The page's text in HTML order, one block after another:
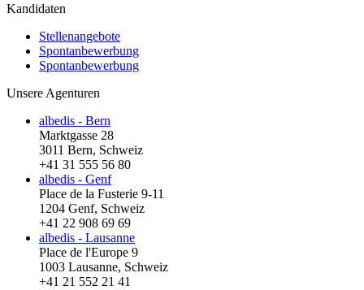
Kandidaten
Stellenangebote
Spontanbewerbung
Spontanbewerbung
Unsere Agenturen
albedis - Bern
Marktgasse 28
3011 Bern, Schweiz
+41 31 555 56 80
albedis - Genf
Place de la Fusterie 9-11
1204 Genf, Schweiz
+41 22 908 69 69
albedis - Lausanne
Place de l'Europe 9
1003 Lausanne, Schweiz
+41 21 552 21 41